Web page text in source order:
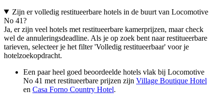
Zijn er volledig restitueerbare hotels in de buurt van Locomotive
No 41?
Ja, er zijn veel hotels met restitueerbare kamerprijzen, maar check
wel de annuleringsdeadline. Als je op zoek bent naar restitueerbare
tarieven, selecteer je het filter 'Volledig restitueerbaar' voor je
hotelzoekopdracht.
Een paar heel goed beoordeelde hotels vlak bij Locomotive
No 41 met restitueerbare prijzen zijn Village Boutique Hotel
en Casa Forno Country Hotel.